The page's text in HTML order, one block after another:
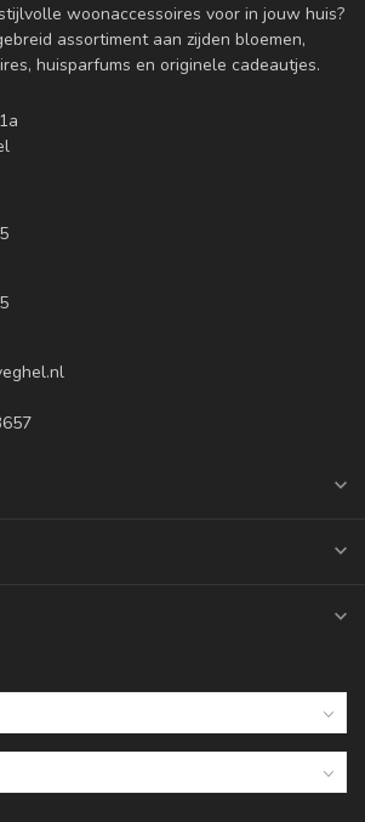
woonaccessoires voor in jouw huis?
assortiment aan zijden bloemen,
huisparfums en originele cadeautjes.